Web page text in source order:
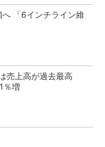
「6インチライン維
売上高が過去最高
％増